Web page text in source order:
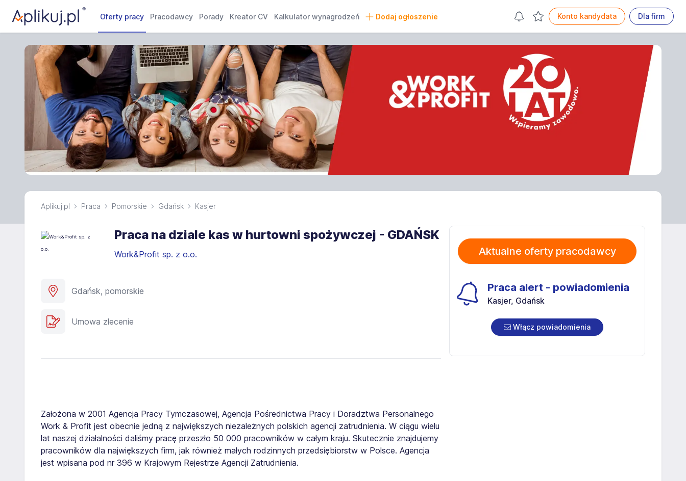
Oferty pracy Pracodawcy Porady Kreator CV Kalkulator wynagrodzeń Dodaj ogłoszenie Konto kandydata Dla firm
Aplikuj.pl Praca Pomorskie Gdańsk Kasjer
Praca na dziale kas w hurtowni spożywczej - GDAŃSK
Work&Profit sp. z o.o.
Gdańsk, pomorskie
Umowa zlecenie
Założona w 2001 Agencja Pracy Tymczasowej, Agencja Pośrednictwa Pracy i Doradztwa Personalnego
Work & Profit jest obecnie jedną z największych niezależnych polskich agencji zatrudnienia. W ciągu wielu
lat naszej działalności daliśmy pracę przeszło 50 000 pracowników w całym kraju. Skutecznie znajdujemy
pracowników dla największych firm, jak również małych rodzinnych przedsiębiorstw w Polsce. Agencja
jest wpisana pod nr 396 w Krajowym Rejestrze Agencji Zatrudnienia.
Aktualne oferty pracodawcy
Praca alert - powiadomienia
Kasjer, Gdańsk
Włącz powiadomienia